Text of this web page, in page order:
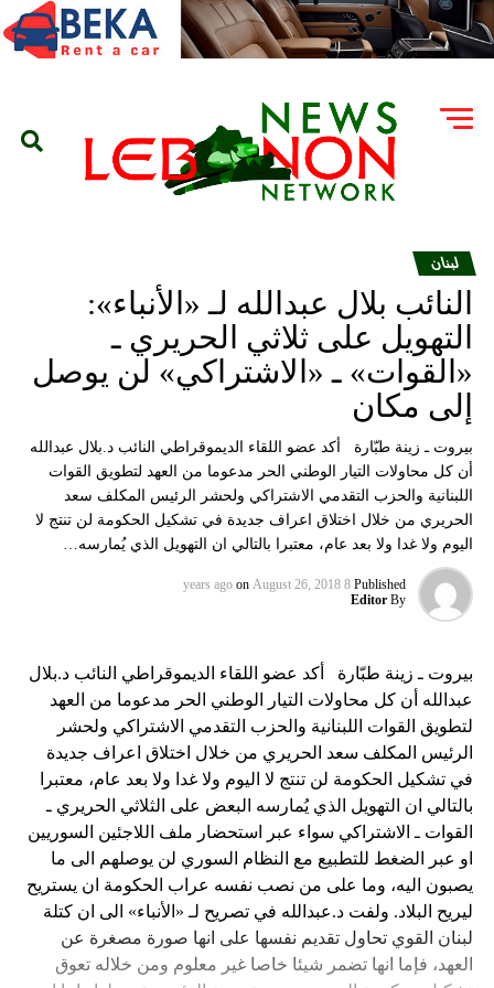
لبنان
النائب بلال عبدالله لـ «الأنباء»:
التهويل على ثلاثي الحريري ـ
«القوات» ـ «الاشتراكي» لن يوصل
إلى مكان
بيروت ـ زينة طبّارة أكد عضو اللقاء الديموقراطي النائب د.بلال عبدالله
أن كل محاولات التيار الوطني الحر مدعوما من العهد لتطويق القوات
اللبنانية والحزب التقدمي الاشتراكي ولحشر الرئيس المكلف سعد
الحريري من خلال اختلاق اعراف جديدة في تشكيل الحكومة لن تنتج لا
اليوم ولا غدا ولا بعد عام، معتبرا بالتالي ان التهويل الذي يُمارسه…
Published
8 years ago
on August 26, 2018
By
Editor
بيروت ـ زينة طبّارة أكد عضو اللقاء الديموقراطي النائب د.بلال
عبدالله أن كل محاولات التيار الوطني الحر مدعوما من العهد
لتطويق القوات اللبنانية والحزب التقدمي الاشتراكي ولحشر
الرئيس المكلف سعد الحريري من خلال اختلاق اعراف جديدة
في تشكيل الحكومة لن تنتج لا اليوم ولا غدا ولا بعد عام، معتبرا
بالتالي ان التهويل الذي يُمارسه البعض على الثلاثي الحريري ـ
القوات ـ الاشتراكي سواء عبر استحضار ملف اللاجئين السوريين
او عبر الضغط للتطبيع مع النظام السوري لن يوصلهم الى ما
يصبون اليه، وما على من نصب نفسه عراب الحكومة ان يستريح
ليريح البلاد. ولفت د.عبدالله في تصريح لـ «الأنباء» الى ان كتلة
لبنان القوي تحاول تقديم نفسها على انها صورة مصغرة عن
العهد، فإما انها تضمر شيئا خاصا غير معلوم ومن خلاله تعوق